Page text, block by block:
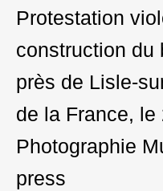
Protestation
construction du
près de Lisle-
de la France, le
Photographie
press